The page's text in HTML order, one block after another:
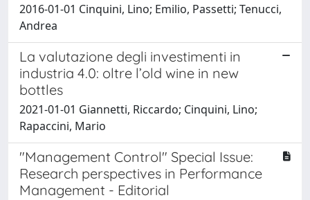
2016-01-01 Cinquini, Lino; Emilio, Passetti; Tenucci,
Andrea
La valutazione degli investimenti in
industria 4.0: oltre l’old wine in new
bottles
2021-01-01 Giannetti, Riccardo; Cinquini, Lino;
Rapaccini, Mario
"Management Control" Special Issue:
Research perspectives in Performance
Management - Editorial